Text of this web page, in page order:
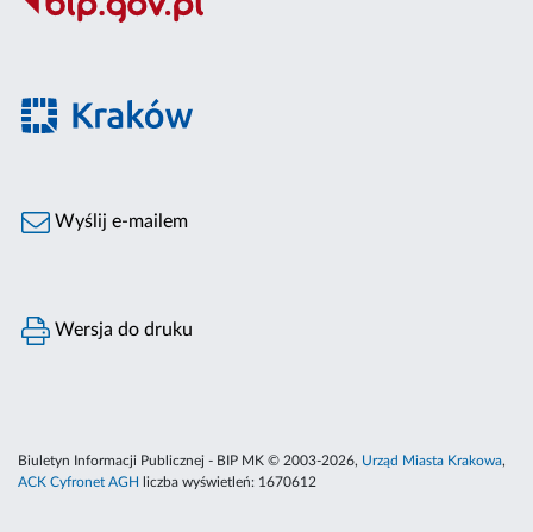
Wyślij e-mailem
Wersja do druku
Biuletyn Informacji Publicznej - BIP MK © 2003-2026, Urząd Miasta Krakowa,
ACK Cyfronet AGH
liczba wyświetleń: 1670612